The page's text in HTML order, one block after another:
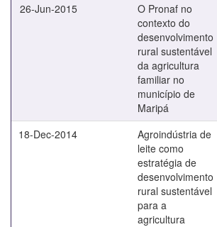
26-Jun-2015
O Pronaf no
contexto do
desenvolvimento
rural sustentável
da agricultura
familiar no
município de
Maripá
18-Dec-2014
Agroindústria de
leite como
estratégia de
desenvolvimento
rural sustentável
para a
agricultura